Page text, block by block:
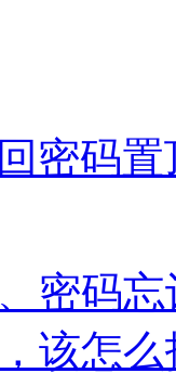
密码置
密码
该怎